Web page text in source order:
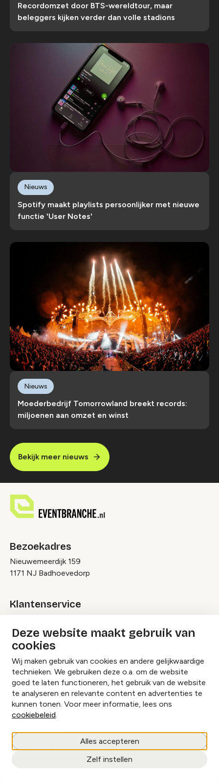
Deze website maakt gebruik van
cookies
Wij maken gebruik van cookies en andere gelijkwaardige
technieken. We gebruiken deze o.a. om de website
goed te laten functioneren, het gebruik van de website
te analyseren en relevante content en advertenties te
kunnen tonen. Voor meer informatie, lees ons
cookiebeleid.
Alles accepteren
Zelf instellen
Recordomzet door BTS-wereldtour, maar
beleggers kijken verder dan volle stadions
Spotify maakt playlists persoonlijker met nieuwe
functie 'User Notes'
Nieuws
Moederbedrijf Tomorrowland breekt records:
miljoenen aan omzet en winst
Nieuws
Bekijk meer nieuws
Bezoekadres
Nieuwemeerdijk 159
1171 NJ Badhoevedorp
Klantenservice
Minfo@eventbranche.nl
Nieuws
Vacatures
Locaties
Leveranciers